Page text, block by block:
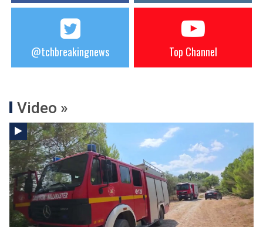
@tchbreakingnews Top Channel
Video »